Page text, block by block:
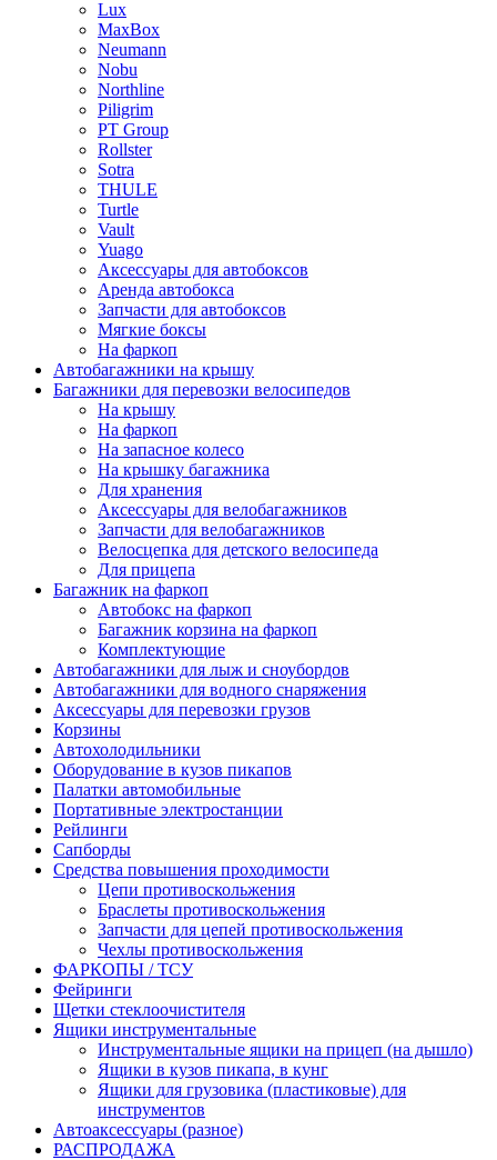
Lux
MaxBox
Neumann
Nobu
Northline
Piligrim
PT Group
Rollster
Sotra
THULE
Turtle
Vault
Yuago
Аксессуары для автобоксов
Аренда автобокса
Запчасти для автобоксов
Мягкие боксы
На фаркоп
Автобагажники на крышу
Багажники для перевозки велосипедов
На крышу
На фаркоп
На запасное колесо
На крышку багажника
Для хранения
Аксессуары для велобагажников
Запчасти для велобагажников
Велосцепка для детского велосипеда
Для прицепа
Багажник на фаркоп
Автобокс на фаркоп
Багажник корзина на фаркоп
Комплектующие
Автобагажники для лыж и сноубордов
Автобагажники для водного снаряжения
Аксессуары для перевозки грузов
Корзины
Автохолодильники
Оборудование в кузов пикапов
Палатки автомобильные
Портативные электростанции
Рейлинги
Сапборды
Средства повышения проходимости
Цепи противоскольжения
Браслеты противоскольжения
Запчасти для цепей противоскольжения
Чехлы противоскольжения
ФАРКОПЫ / ТСУ
Фейринги
Щетки стеклоочистителя
Ящики инструментальные
Инструментальные ящики на прицеп (на дышло)
Ящики в кузов пикапа, в кунг
Ящики для грузовика (пластиковые) для
инструментов
Автоаксессуары (разное)
РАСПРОДАЖА